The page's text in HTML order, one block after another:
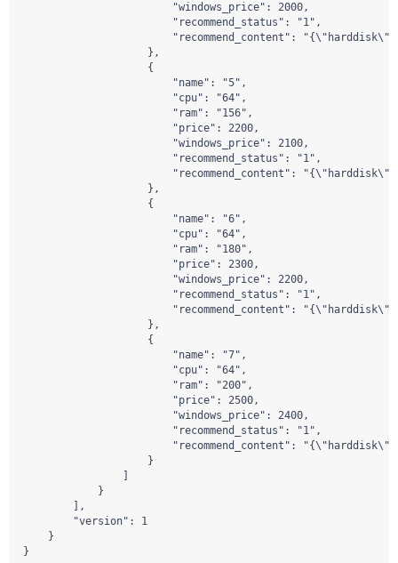
                        "windows_price": 2000,
                        "recommend_status": "1",
"recommend_content":
                    },
                    {
                        "name": "5",
                        "cpu": "64",
                        "ram": "156",
                        "price": 2200,
                        "windows_price": 2100,
                        "recommend_status": "1",
"recommend_content":
                    },
                    {
                        "name": "6",
                        "cpu": "64",
                        "ram": "180",
                        "price": 2300,
                        "windows_price": 2200,
                        "recommend_status": "1",
"recommend_content":
                    },
                    {
                        "name": "7",
                        "cpu": "64",
                        "ram": "200",
                        "price": 2500,
                        "windows_price": 2400,
                        "recommend_status": "1",
"recommend_content":
                    }
            }
        ],
        "version": 1
    }
}